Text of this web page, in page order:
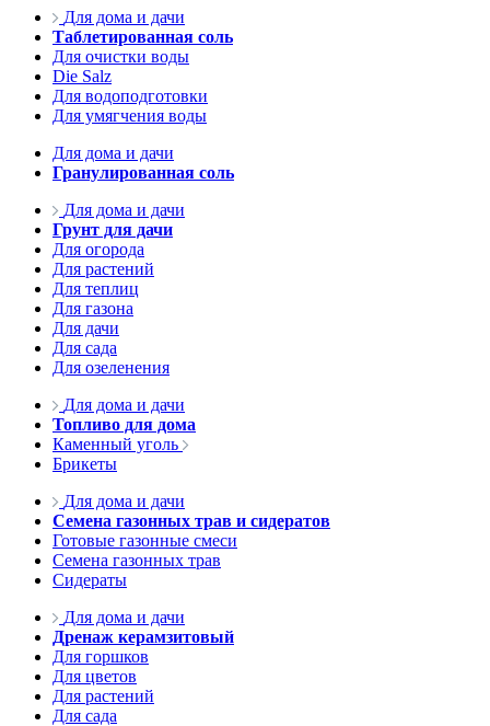
Для дома и дачи
Таблетированная соль
Для очистки воды
Die Salz
Для водоподготовки
Для умягчения воды
Для дома и дачи
Гранулированная соль
Для дома и дачи
Грунт для дачи
Для огорода
Для растений
Для теплиц
Для газона
Для дачи
Для сада
Для озеленения
Для дома и дачи
Топливо для дома
Каменный уголь
Брикеты
Для дома и дачи
Семена газонных трав и сидератов
Готовые газонные смеси
Семена газонных трав
Сидераты
Для дома и дачи
Дренаж керамзитовый
Для горшков
Для цветов
Для растений
Для сада